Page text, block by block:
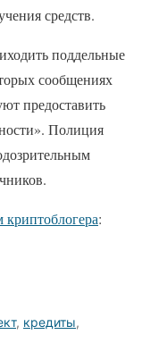
средств.
поддельные
сообщениях
предоставить
Полиция
:
, кредиты,